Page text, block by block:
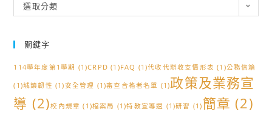
類
選取分類
關鍵字
114學年度第1學期 (1)CRPD (1)FAQ (1)代收代辦收支情形表 (1)公務信箱
(1)城鎮韌性 (1)安全管理 (1)審查合格者名單 (1)政策及業務宣
導 (2)校內規章 (1)檔案局 (1)特教宣導週 (1)研習 (1) 簡章 (2)